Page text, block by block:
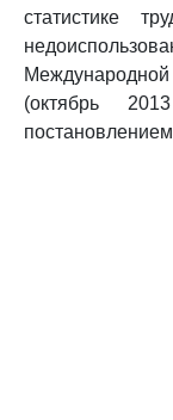
статистике
(октябрь